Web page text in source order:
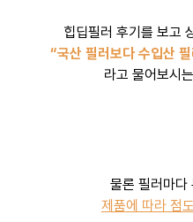
힙딥필러 후기를 보고
“국산 필러보다 수입산
라고 물어보시
물론 필러마다
제품에 따라 점